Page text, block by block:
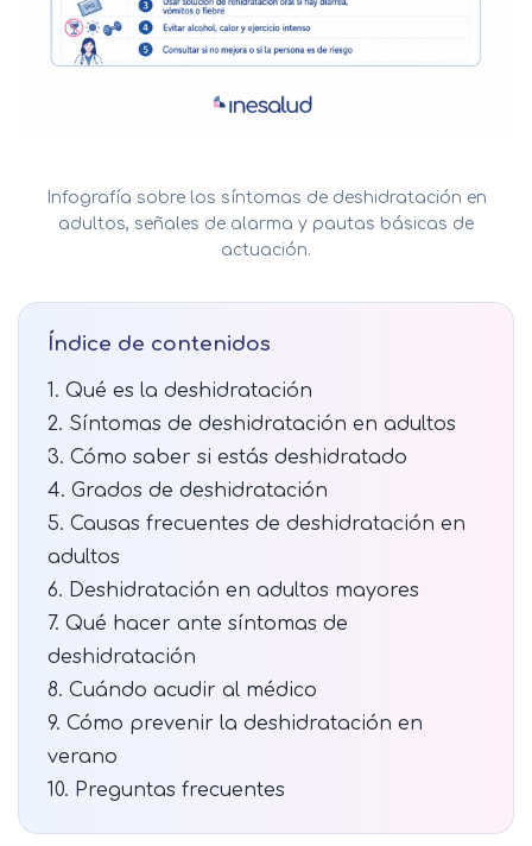
Infografía sobre los síntomas de deshidratación en
adultos, señales de alarma y pautas básicas de
actuación.
Índice de contenidos
1. Qué es la deshidratación
2. Síntomas de deshidratación en adultos
3. Cómo saber si estás deshidratado
4. Grados de deshidratación
5. Causas frecuentes de deshidratación en
adultos
6. Deshidratación en adultos mayores
7. Qué hacer ante síntomas de
deshidratación
8. Cuándo acudir al médico
9. Cómo prevenir la deshidratación en
verano
10. Preguntas frecuentes